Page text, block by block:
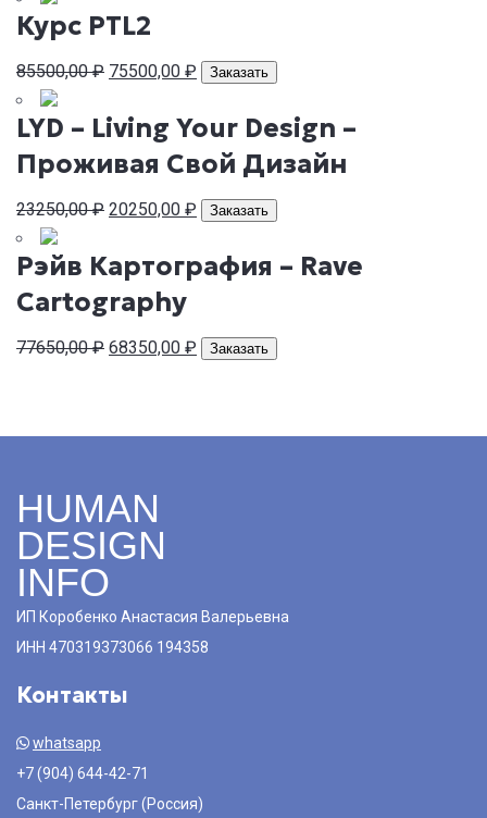
40950,00 ₽.
Курс PTL2
85500,00₽ Первоначальная
составляла
85500,00 ₽.
75500,00 ₽ Текущая
цена:
Заказать
LYD – Living Your Design –
Проживая Свой Дизайн
23250,00₽ Первоначальная
23250,00 ₽.
20250,00 ₽ Текущая
цена:
Заказать
Рэйв Картография – Rave
Cartography
77650,00₽ Первоначальная
68350,00 ₽ Текущая
цена:
Заказать
HUMAN
DESIGN
INFO
ИП Коробенко Анастасия Валерьевна
ИНН 470319373066 194358
Контакты
whatsapp
+7 (904) 644-42-71
Санкт-Петербург (Россия)